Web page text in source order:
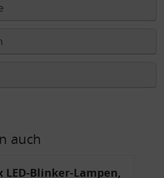
auch
LED-Blinker-Lampen,